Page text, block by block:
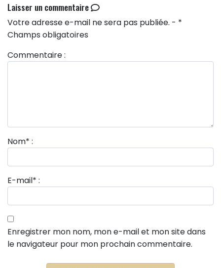
Laisser un commentaire
Votre adresse e-mail ne sera pas publiée. - *
Champs obligatoires
Commentaire :
Nom* :
E-mail* :
Enregistrer mon nom, mon e-mail et mon site dans
le navigateur pour mon prochain commentaire.